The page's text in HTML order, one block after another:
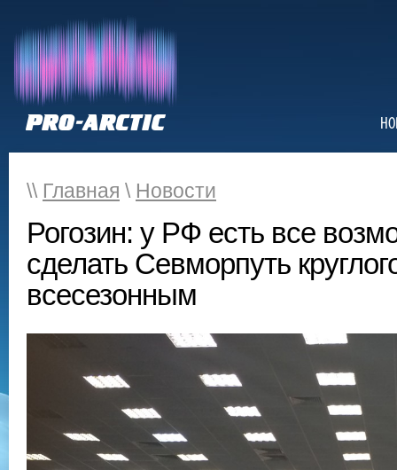
\\ Главная \ Новости
Рогозин: у РФ есть все
сделать Севморпуть
всесезонным